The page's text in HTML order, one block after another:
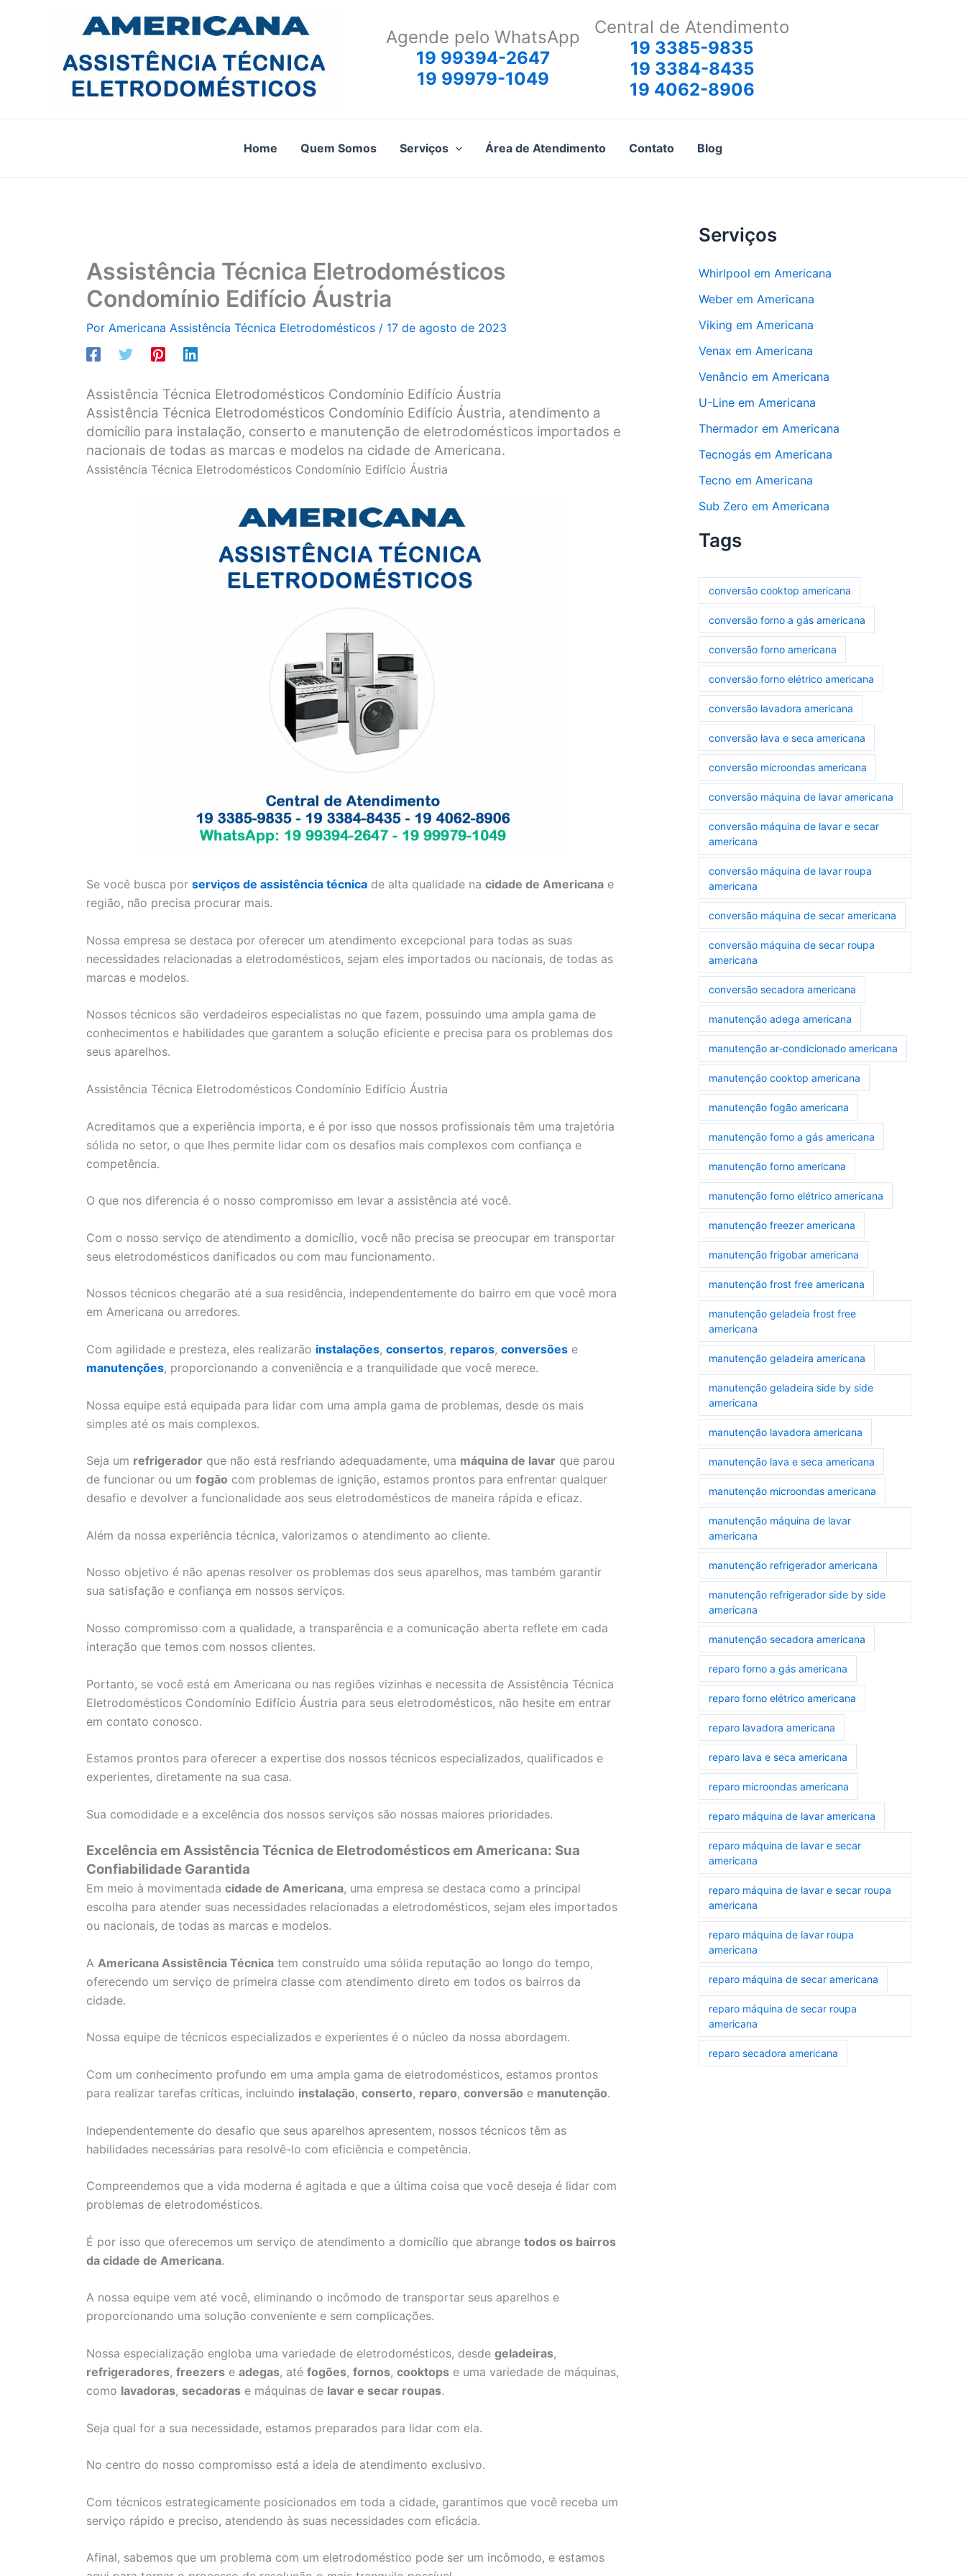
Agende pelo WhatsApp
19 99394-2647
19 99979-1049
Central de Atendimento
19 3385-9835
19 3384-8435
19 4062-8906
Home Quem Somos Serviços Área de Atendimento Contato Blog
Assistência Técnica Eletrodomésticos
Condomínio Edifício Áustria
Por Americana Assistência Técnica Eletrodomésticos / 17 de agosto de 2023
Assistência Técnica Eletrodomésticos Condomínio Edifício Áustria
Assistência Técnica Eletrodomésticos Condomínio Edifício Áustria, atendimento a
domicílio para instalação, conserto e manutenção de eletrodomésticos importados e
nacionais de todas as marcas e modelos na cidade de Americana.
Assistência Técnica Eletrodomésticos Condomínio Edifício Áustria
Se você busca por serviços de assistência técnica de alta qualidade na cidade de Americana e
região, não precisa procurar mais.
Nossa empresa se destaca por oferecer um atendimento excepcional para todas as suas
necessidades relacionadas a eletrodomésticos, sejam eles importados ou nacionais, de todas as
marcas e modelos.
Nossos técnicos são verdadeiros especialistas no que fazem, possuindo uma ampla gama de
conhecimentos e habilidades que garantem a solução eficiente e precisa para os problemas dos
seus aparelhos.
Assistência Técnica Eletrodomésticos Condomínio Edifício Áustria
Acreditamos que a experiência importa, e é por isso que nossos profissionais têm uma trajetória
sólida no setor, o que lhes permite lidar com os desafios mais complexos com confiança e
competência.
O que nos diferencia é o nosso compromisso em levar a assistência até você.
Com o nosso serviço de atendimento a domicílio, você não precisa se preocupar em transportar
seus eletrodomésticos danificados ou com mau funcionamento.
Nossos técnicos chegarão até a sua residência, independentemente do bairro em que você mora
em Americana ou arredores.
Com agilidade e presteza, eles realizarão instalações, consertos, reparos, conversões e
manutenções, proporcionando a conveniência e a tranquilidade que você merece.
Nossa equipe está equipada para lidar com uma ampla gama de problemas, desde os mais
simples até os mais complexos.
Seja um refrigerador que não está resfriando adequadamente, uma máquina de lavar que parou
de funcionar ou um fogão com problemas de ignição, estamos prontos para enfrentar qualquer
desafio e devolver a funcionalidade aos seus eletrodomésticos de maneira rápida e eficaz.
Além da nossa experiência técnica, valorizamos o atendimento ao cliente.
Nosso objetivo é não apenas resolver os problemas dos seus aparelhos, mas também garantir
sua satisfação e confiança em nossos serviços.
Nosso compromisso com a qualidade, a transparência e a comunicação aberta reflete em cada
interação que temos com nossos clientes.
Portanto, se você está em Americana ou nas regiões vizinhas e necessita de Assistência Técnica
Eletrodomésticos Condomínio Edifício Áustria para seus eletrodomésticos, não hesite em entrar
em contato conosco.
Estamos prontos para oferecer a expertise dos nossos técnicos especializados, qualificados e
experientes, diretamente na sua casa.
Sua comodidade e a excelência dos nossos serviços são nossas maiores prioridades.
Excelência em Assistência Técnica de Eletrodomésticos em Americana: Sua
Confiabilidade Garantida
Em meio à movimentada cidade de Americana, uma empresa se destaca como a principal
escolha para atender suas necessidades relacionadas a eletrodomésticos, sejam eles importados
ou nacionais, de todas as marcas e modelos.
A Americana Assistência Técnica tem construído uma sólida reputação ao longo do tempo,
oferecendo um serviço de primeira classe com atendimento direto em todos os bairros da
cidade.
Nossa equipe de técnicos especializados e experientes é o núcleo da nossa abordagem.
Com um conhecimento profundo em uma ampla gama de eletrodomésticos, estamos prontos
para realizar tarefas críticas, incluindo instalação, conserto, reparo, conversão e manutenção.
Independentemente do desafio que seus aparelhos apresentem, nossos técnicos têm as
habilidades necessárias para resolvê-lo com eficiência e competência.
Compreendemos que a vida moderna é agitada e que a última coisa que você deseja é lidar com
problemas de eletrodomésticos.
É por isso que oferecemos um serviço de atendimento a domicílio que abrange todos os bairros
da cidade de Americana.
A nossa equipe vem até você, eliminando o incômodo de transportar seus aparelhos e
proporcionando uma solução conveniente e sem complicações.
Nossa especialização engloba uma variedade de eletrodomésticos, desde geladeiras,
refrigeradores, freezers e adegas, até fogões, fornos, cooktops e uma variedade de máquinas,
como lavadoras, secadoras e máquinas de lavar e secar roupas.
Seja qual for a sua necessidade, estamos preparados para lidar com ela.
No centro do nosso compromisso está a ideia de atendimento exclusivo.
Com técnicos estrategicamente posicionados em toda a cidade, garantimos que você receba um
serviço rápido e preciso, atendendo às suas necessidades com eficácia.
Afinal, sabemos que um problema com um eletrodoméstico pode ser um incômodo, e estamos
Serviços
Whirlpool em Americana
Weber em Americana
Viking em Americana
Venax em Americana
Venâncio em Americana
U-Line em Americana
Thermador em Americana
Tecnogás em Americana
Tecno em Americana
Sub Zero em Americana
Tags
conversão cooktop americana
conversão forno a gás americana
conversão forno americana
conversão forno elétrico americana
conversão lavadora americana
conversão lava e seca americana
conversão microondas americana
conversão máquina de lavar americana
conversão máquina de lavar e secar
americana
conversão máquina de lavar roupa
americana
conversão máquina de secar americana
conversão máquina de secar roupa
americana
conversão secadora americana
manutenção adega americana
manutenção ar-condicionado americana
manutenção cooktop americana
manutenção fogão americana
manutenção forno a gás americana
manutenção forno americana
manutenção forno elétrico americana
manutenção freezer americana
manutenção frigobar americana
manutenção frost free americana
manutenção geladeia frost free
americana
manutenção geladeira americana
manutenção geladeira side by side
americana
manutenção lavadora americana
manutenção lava e seca americana
manutenção microondas americana
manutenção máquina de lavar
americana
manutenção refrigerador americana
manutenção refrigerador side by side
americana
manutenção secadora americana
reparo forno a gás americana
reparo forno elétrico americana
reparo lavadora americana
reparo lava e seca americana
reparo microondas americana
reparo máquina de lavar americana
reparo máquina de lavar e secar
americana
reparo máquina de lavar e secar roupa
americana
reparo máquina de lavar roupa
americana
reparo máquina de secar americana
reparo máquina de secar roupa
americana
reparo secadora americana